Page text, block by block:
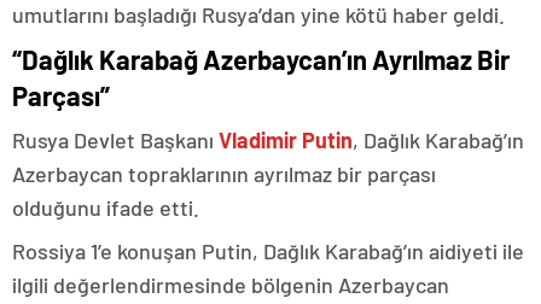
umutlarını başladığı Rusya’dan yine kötü haber geldi.
“Dağlık Karabağ Azerbaycan’ın Ayrılmaz Bir
Parçası”
Rusya Devlet Başkanı Vladimir Putin, Dağlık Karabağ’ın
Azerbaycan topraklarının ayrılmaz bir parçası
olduğunu ifade etti.
Rossiya 1’e konuşan Putin, Dağlık Karabağ’ın aidiyeti ile
ilgili değerlendirmesinde bölgenin Azerbaycan